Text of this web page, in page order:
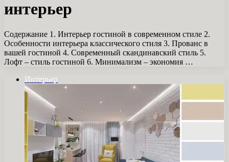
интерьер
Содержание 1. Интерьер гостиной в современном стиле 2.
Особенности интерьера классического стиля 3. Прованс в
вашей гостиной 4. Современный скандинавский стиль 5.
Лофт – стиль гостиной 6. Минимализм – экономия …
Интерьер